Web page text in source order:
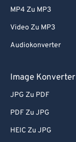
MP4 Zu MP3
Video Zu MP3
Audiokonverter
Image Konverter
JPG Zu PDF
PDF Zu JPG
HEIC Zu JPG